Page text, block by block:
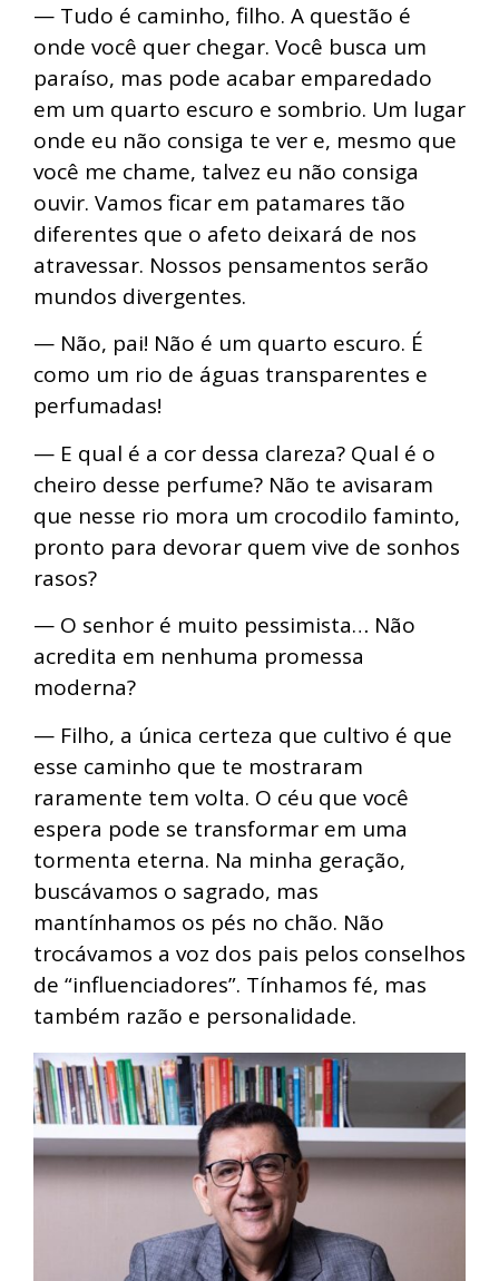
— Tudo é caminho, filho. A questão é
onde você quer chegar. Você busca um
paraíso, mas pode acabar emparedado
em um quarto escuro e sombrio. Um lugar
onde eu não consiga te ver e, mesmo que
você me chame, talvez eu não consiga
ouvir. Vamos ficar em patamares tão
diferentes que o afeto deixará de nos
atravessar. Nossos pensamentos serão
mundos divergentes.
— Não, pai! Não é um quarto escuro. É
como um rio de águas transparentes e
perfumadas!
— E qual é a cor dessa clareza? Qual é o
cheiro desse perfume? Não te avisaram
que nesse rio mora um crocodilo faminto,
pronto para devorar quem vive de sonhos
rasos?
— O senhor é muito pessimista… Não
acredita em nenhuma promessa
moderna?
— Filho, a única certeza que cultivo é que
esse caminho que te mostraram
raramente tem volta. O céu que você
espera pode se transformar em uma
tormenta eterna. Na minha geração,
buscávamos o sagrado, mas
mantínhamos os pés no chão. Não
trocávamos a voz dos pais pelos conselhos
de “influenciadores”. Tínhamos fé, mas
também razão e personalidade.